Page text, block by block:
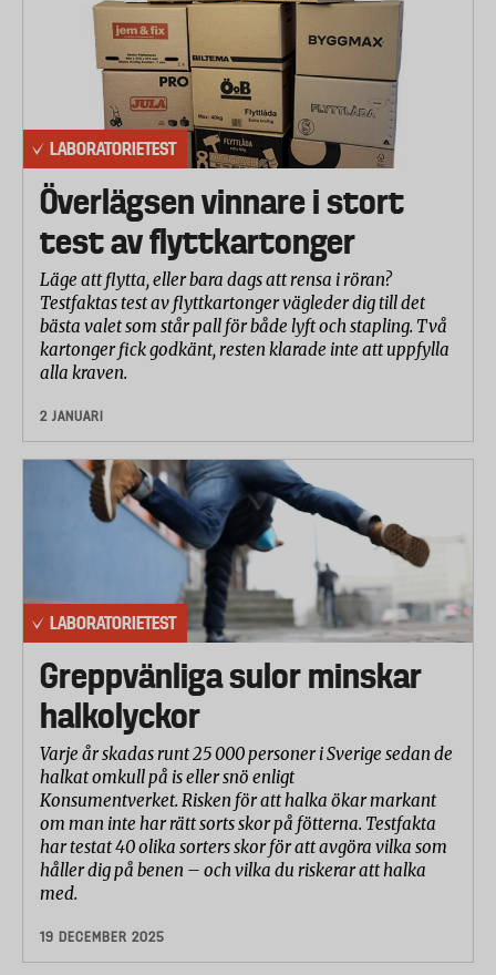
LABORATORIETEST
Överlägsen vinnare i stort
test av flyttkartonger
Läge att flytta, eller bara dags att rensa i röran?
Testfaktas test av flyttkartonger vägleder dig till det
bästa valet som står pall för både lyft och stapling. Två
kartonger fick godkänt, resten klarade inte att uppfylla
alla kraven.
2 JANUARI
LABORATORIETEST
Greppvänliga sulor minskar
halkolyckor
Varje år skadas runt 25 000 personer i Sverige sedan de
halkat omkull på is eller snö enligt
Konsumentverket. Risken för att halka ökar markant
om man inte har rätt sorts skor på fötterna. Testfakta
har testat 40 olika sorters skor för att avgöra vilka som
håller dig på benen – och vilka du riskerar att halka
med.
19 DECEMBER 2025